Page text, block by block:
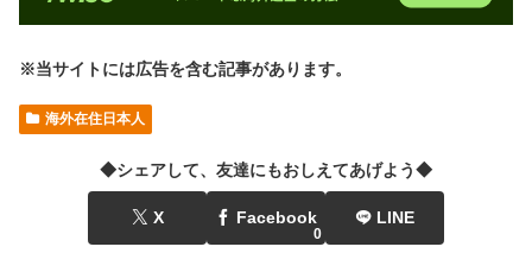
※当サイトには広告を含む記事があります。
海外在住日本人
◆シェアして、友達にもおしえてあげよう◆
X Facebook
0
LINE